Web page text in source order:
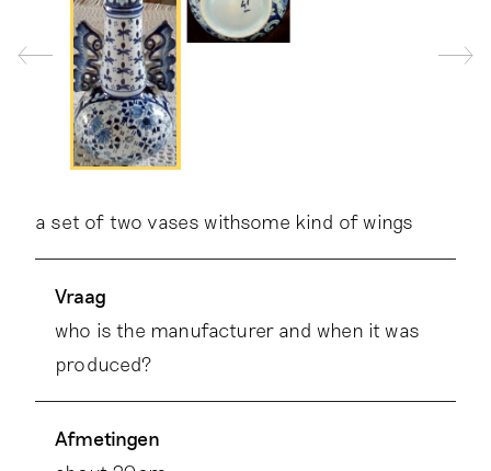
a set of two vases withsome kind of wings
Vraag
who is the manufacturer and when it was
produced?
Afmetingen